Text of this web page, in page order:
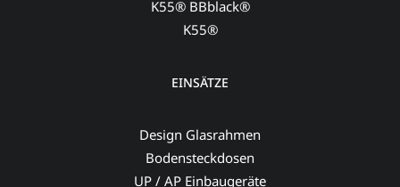
K55® BBblack®
K55®
EINSÄTZE
Design Glasrahmen
Bodensteckdosen
UP / AP Einbaugeräte